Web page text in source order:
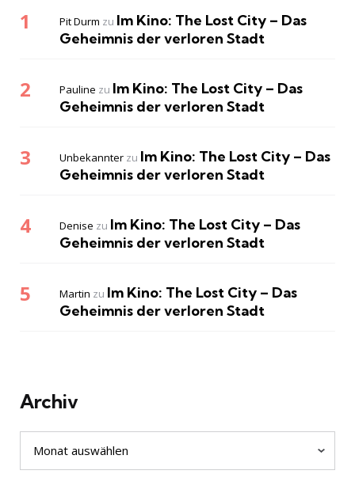
Pit Durm zu Im Kino: The Lost City – Das
Geheimnis der verloren Stadt
Pauline zu Im Kino: The Lost City – Das
Geheimnis der verloren Stadt
Unbekannter zu Im Kino: The Lost City – Das
Geheimnis der verloren Stadt
Denise zu Im Kino: The Lost City – Das
Geheimnis der verloren Stadt
Martin zu Im Kino: The Lost City – Das
Geheimnis der verloren Stadt
Archiv
Archiv